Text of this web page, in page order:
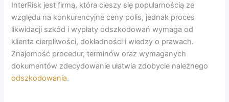
InterRisk jest firmą, która cieszy się popularnością ze
względu na konkurencyjne ceny polis, jednak proces
likwidacji szkód i wypłaty odszkodowań wymaga od
klienta cierpliwości, dokładności i wiedzy o prawach.
Znajomość procedur, terminów oraz wymaganych
dokumentów zdecydowanie ułatwia zdobycie należnego
odszkodowania.